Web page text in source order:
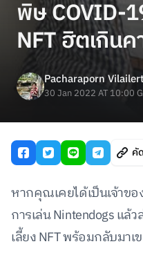
พิษ COVID-
NFT ฮิตเกิน
Pacharaporn Vilailert
30 Jan 2022 AT 10:00
คั
หากคุณเคยได้เป็นเจ้าขอ
การเล่น Nintendogs แล้
เลี้ยง NFT พร้อมกลับมา